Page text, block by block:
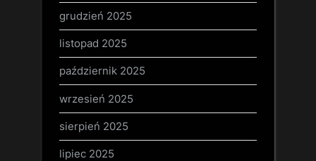
grudzień 2025
listopad 2025
październik 2025
wrzesień 2025
sierpień 2025
lipiec 2025